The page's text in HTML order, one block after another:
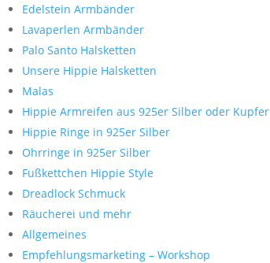
Edelstein Armbänder
Lavaperlen Armbänder
Palo Santo Halsketten
Unsere Hippie Halsketten
Malas
Hippie Armreifen aus 925er Silber oder Kupfer
Hippie Ringe in 925er Silber
Ohrringe in 925er Silber
Fußkettchen Hippie Style
Dreadlock Schmuck
Räucherei und mehr
Allgemeines
Empfehlungsmarketing – Workshop